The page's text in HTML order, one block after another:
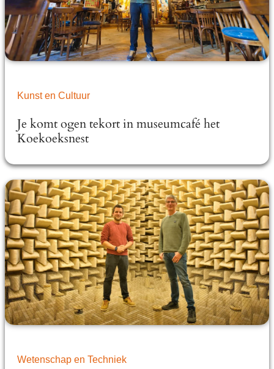
Kunst en Cultuur
Je komt ogen tekort in museumcafé het
Koekoeksnest
Wetenschap en Techniek